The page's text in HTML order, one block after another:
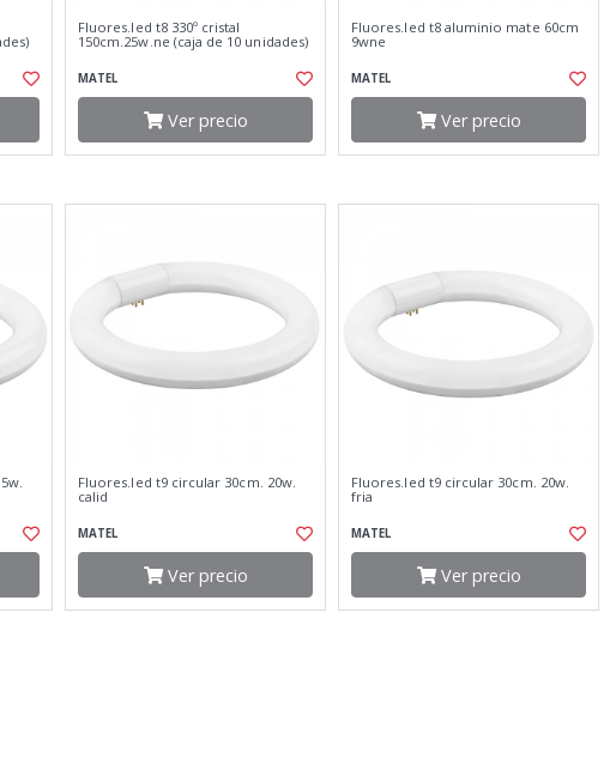
Fluores.led t8 330º cristal
150cm.25w.ne (caja de 10 unidades)
MATEL
Ver precio
Fluores.led t8 aluminio mate 60cm
9wne
MATEL
Ver precio
Fluores.led t9 circular 30cm. 20w.
calid
MATEL
Ver precio
Fluores.led t9 circular 30cm. 20w.
fria
MATEL
Ver precio